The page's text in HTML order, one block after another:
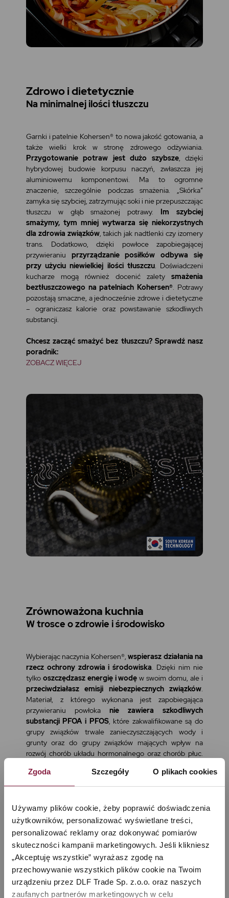
Zgoda Szczegóły O plikach cookies
Używamy plików cookie, żeby poprawić doświadczenia
użytkowników, personalizować wyświetlane treści,
personalizować reklamy oraz dokonywać pomiarów
skuteczności kampanii marketingowych. Jeśli klikniesz
„Akceptuję wszystkie” wyrażasz zgodę na
przechowywanie wszystkich plików cookie na Twoim
urządzeniu przez DLF Trade Sp. z.o.o. oraz naszych
zaufanych partnerów marketingowych w celu
Zdrowo i dietetycznie
Na minimalnej ilości tłuszczu
Garnki i patelnie Kohersen® to nowa jakość gotowania, a
także wielki krok w stronę zdrowego odżywiania.
Przygotowanie potraw jest dużo szybsze, dzięki
hybrydowej budowie korpusu naczyń, zwłaszcza jej
aluminiowemu komponentowi. Ma to ogromne
znaczenie, szczególnie podczas smażenia. „Skórka”
zamyka się szybciej, zatrzymując soki i nie przepuszczając
tłuszczu w głąb smażonej potrawy. Im szybciej
smażymy, tym mniej wytwarza się niekorzystnych
dla zdrowia związków, takich jak nadtlenki czy izomery
trans. Dodatkowo, dzięki powłoce zapobiegającej
przywieraniu przyrządzanie posiłków odbywa się
przy użyciu niewielkiej ilości tłuszczu. Doświadczeni
kucharze mogą również docenić zalety smażenia
beztłuszczowego na patelniach Kohersen®. Potrawy
pozostają smaczne, a jednocześnie zdrowe i dietetyczne
– ograniczasz kalorie oraz powstawanie szkodliwych
substancji.
Chcesz zacząć smażyć bez tłuszczu? Sprawdź nasz
poradnik:
ZOBACZ WIĘCEJ
Zrównoważona kuchnia
W trosce o zdrowie i środowisko
Wybierając naczynia Kohersen®,wspierasz działania na
rzecz ochrony zdrowia i środowiska. Dzięki nim nie
tylko oszczędzasz energię i wodę w swoim domu, ale i
przeciwdziałasz emisji niebezpiecznych związków.
Materiał, z którego wykonana jest zapobiegająca
przywieraniu powłoka nie zawiera szkodliwych
substancji PFOA i PFOS, które zakwalifikowane są do
grupy związków trwale zanieczyszczających wody i
grunty oraz do grupy związków mających wpływ na
rozwój chorób układu hormonalnego oraz chorób płuc.
powłokę zapobiegającą przywieraniu, której uszkodzenie
sprawia, że naczynie nie nadaje się już do użycia, gdyż do
substancje. Kohersen® BLACK CUBE® stanowi zatem
korzystny dla zdrowia wybór.